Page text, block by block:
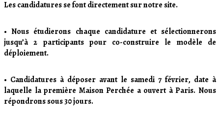
Les candidatures se font directement sur notre site.
• Nous étudierons chaque candidature et sélectionnerons
jusqu’à 2 participants pour co-construire le modèle de
déploiement.
• Candidatures à déposer avant le samedi 7 février, date à
laquelle la première Maison Perchée a ouvert à Paris. Nous
répondrons sous 30 jours.